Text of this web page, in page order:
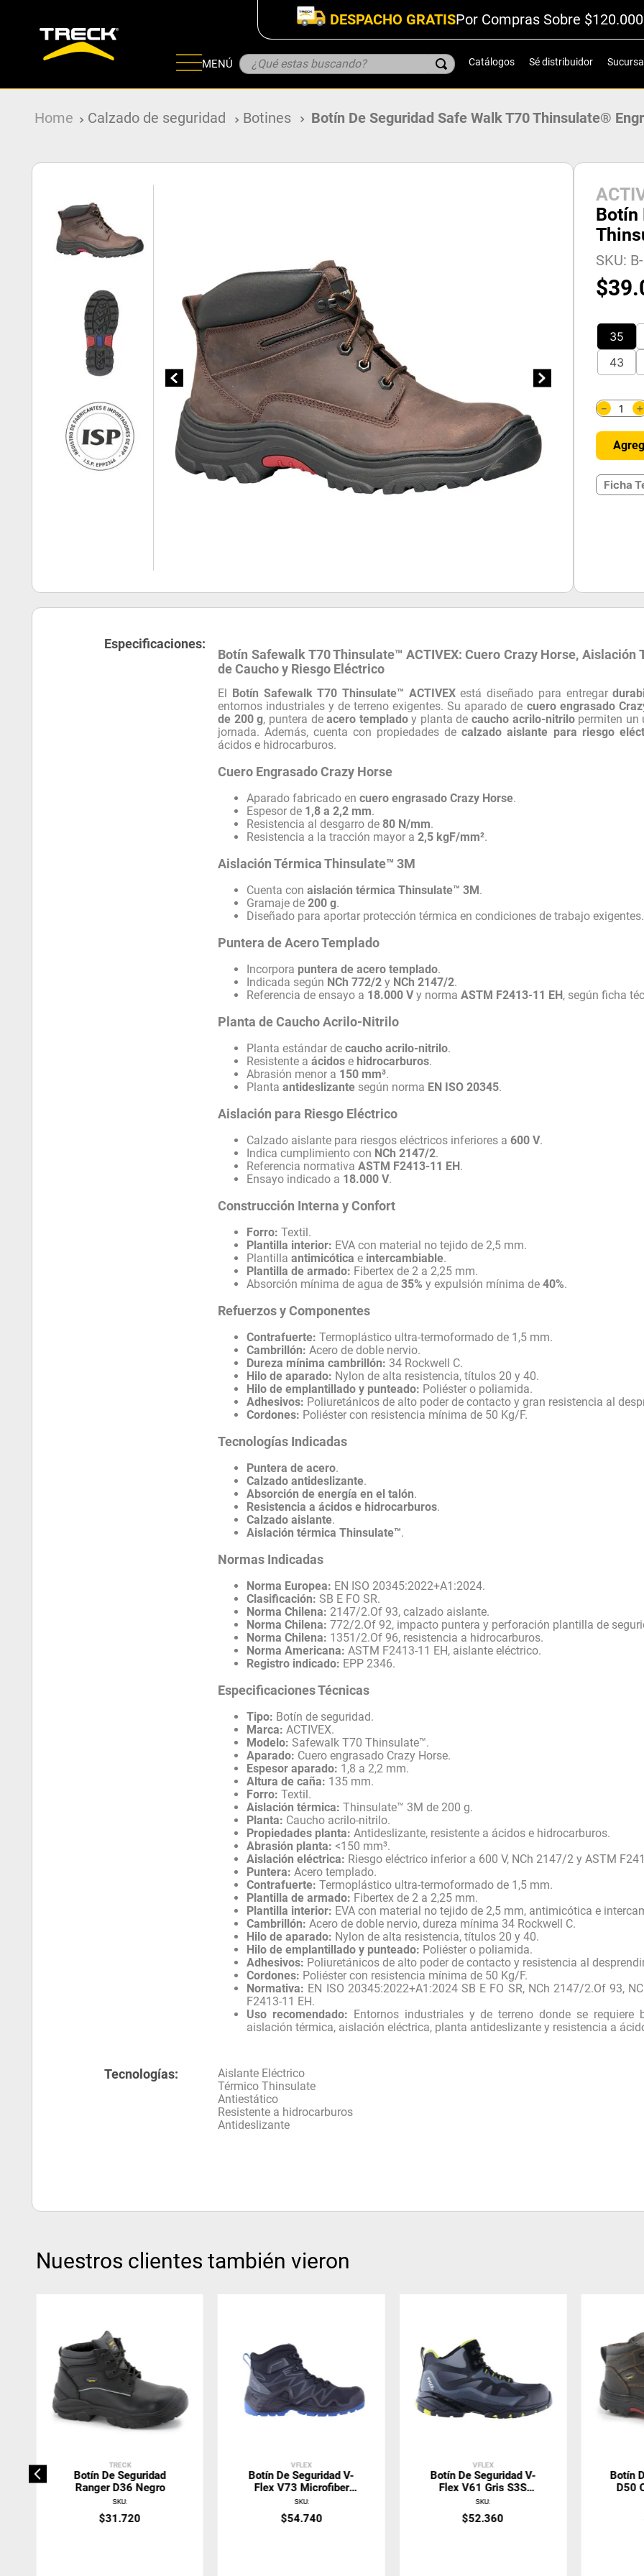
DESPACHO GRATISPor Compras Sobre
MENÚ ¿Qué estas buscando? Catálogos Sé distribuidor
Calzado de seguridad Botines Botín De Seguridad Safe Walk T70 Thinsulate®
Botín
SKU:
$39.
35
43
＋
－
Ficha
Especificaciones:
Botín Safewalk T70 Thinsulate™ ACTIVEX: Cuero Crazy Horse,
de Caucho y Riesgo Eléctrico
El Botín Safewalk T70 Thinsulate™ ACTIVEXestá diseñado para entregar
entornos industriales y de terreno exigentes. Su aparado de cuero engrasado
de 200 g, puntera deacero templadoy planta decaucho acrilo-nitrilopermiten un
jornada. Además, cuenta con propiedades decalzado aislante para riesgo
ácidos e hidrocarburos.
Cuero Engrasado Crazy Horse
Aparado fabricado encuero engrasado Crazy Horse.
Espesor de 1,8 a 2,2 mm.
Resistencia al desgarro de80 N/mm.
Resistencia a la tracción mayor a2,5 kgF/mm².
Aislación Térmica Thinsulate™ 3M
Cuenta conaislación térmica Thinsulate™ 3M.
Gramaje de200 g.
Diseñado para aportar protección térmica en condiciones de trabajo exigentes.
Puntera de Acero Templado
Incorpora puntera de acero templado.
Indicada según NCh 772/2 y NCh 2147/2.
Referencia de ensayo a 18.000 Vy normaASTM F2413-11 EH, según ficha
Planta de Caucho Acrilo-Nitrilo
Planta estándar decaucho acrilo-nitrilo.
Resistente aácidos ehidrocarburos.
Abrasión menor a 150 mm³.
Plantaantideslizante según norma EN ISO 20345.
Aislación para Riesgo Eléctrico
Calzado aislante para riesgos eléctricos inferiores a600 V.
Indica cumplimiento con NCh 2147/2.
Referencia normativaASTM F2413-11 EH.
Ensayo indicado a 18.000 V.
Construcción Interna y Confort
Forro: Textil.
Plantilla interior: EVA con material no tejido de 2,5 mm.
Plantillaantimicótica e intercambiable.
Plantilla de armado: Fibertex de 2 a 2,25 mm.
Absorción mínima de agua de35% y expulsión mínima de40%.
Refuerzos y Componentes
Contrafuerte: Termoplástico ultra-termoformado de 1,5 mm.
Cambrillón: Acero de doble nervio.
Dureza mínima cambrillón: 34 Rockwell C.
Hilo de aparado: Nylon de alta resistencia, títulos 20 y 40.
Hilo de emplantillado y punteado: Poliéster o poliamida.
Adhesivos: Poliuretánicos de alto poder de contacto y gran resistencia al
Cordones: Poliéster con resistencia mínima de 50 Kg/F.
Tecnologías Indicadas
Puntera de acero.
Calzado antideslizante.
Absorción de energía en el talón.
Resistencia a ácidos e hidrocarburos.
Calzado aislante.
Aislación térmica Thinsulate™.
Normas Indicadas
Norma Europea: EN ISO 20345:2022+A1:2024.
Clasificación: SB E FO SR.
Norma Chilena: 2147/2.Of 93, calzado aislante.
Norma Chilena: 772/2.Of 92, impacto puntera y perforación plantilla de
Norma Chilena: 1351/2.Of 96, resistencia a hidrocarburos.
Norma Americana: ASTM F2413-11 EH, aislante eléctrico.
Registro indicado: EPP 2346.
Especificaciones Técnicas
Tipo: Botín de seguridad.
Marca: ACTIVEX.
Modelo: Safewalk T70 Thinsulate™.
Aparado: Cuero engrasado Crazy Horse.
Espesor aparado: 1,8 a 2,2 mm.
Altura de caña: 135 mm.
Forro: Textil.
Aislación térmica: Thinsulate™ 3M de 200 g.
Planta: Caucho acrilo-nitrilo.
Propiedades planta: Antideslizante, resistente a ácidos e hidrocarburos.
Abrasión planta: <150 mm³.
Aislación eléctrica: Riesgo eléctrico inferior a 600 V, NCh 2147/2 y ASTM
Puntera: Acero templado.
Contrafuerte: Termoplástico ultra-termoformado de 1,5 mm.
Plantilla de armado: Fibertex de 2 a 2,25 mm.
Plantilla interior: EVA con material no tejido de 2,5 mm, antimicótica e
Cambrillón: Acero de doble nervio, dureza mínima 34 Rockwell C.
Hilo de aparado: Nylon de alta resistencia, títulos 20 y 40.
Hilo de emplantillado y punteado: Poliéster o poliamida.
Adhesivos: Poliuretánicos de alto poder de contacto y resistencia al
Cordones: Poliéster con resistencia mínima de 50 Kg/F.
Normativa: EN ISO 20345:2022+A1:2024 SB E FO SR, NCh 2147/2.Of 93,
F2413-11 EH.
Uso recomendado: Entornos industriales y de terreno donde se
aislación térmica, aislación eléctrica, planta antideslizante y resistencia a
Tecnologías:
Aislante Eléctrico
Térmico Thinsulate
Antiestático
Resistente a hidrocarburos
Antideslizante
Nuestros clientes también vieron
TRECK
Botín De Seguridad
Ranger D36 Negro
SKU:
$31.720
VFLEX
Botín De Seguridad V-
Flex V73 Microfiber
Negro
SKU:
$54.740
VFLEX
Botín De Seguridad V-
Flex V61 Gris S3S
Antiestático
SKU:
$52.360
Botín
D50